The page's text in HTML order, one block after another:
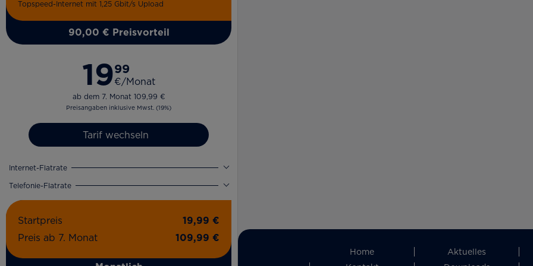
Topspeed-Internet mit 1,25 Gbit/s Upload
90,00 € Preisvorteil
1999
€/Monat
ab dem 7. Monat 109,99 €
Preisangaben inklusive Mwst. (19%)
Tarif wechseln
Internet-Flatrate
Telefonie-Flatrate
Startpreis
19,99 €
Preis ab 7. Monat
109,99 €
Home Aktuelles